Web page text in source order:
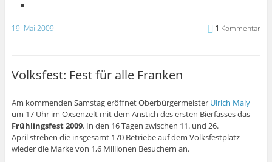
19. Mai 2009 1 Kommentar
Volksfest: Fest für alle Franken
Am kommenden Samstag eröffnet Oberbürgermeister Ulrich Maly
um 17 Uhr im Oxsenzelt mit dem Anstich des ersten Bierfasses das
Frühlingsfest 2009. In den 16 Tagen zwischen 11. und 26.
April streben die insgesamt 170 Betriebe auf dem Volksfestplatz
wieder die Marke von 1,6 Millionen Besuchern an.